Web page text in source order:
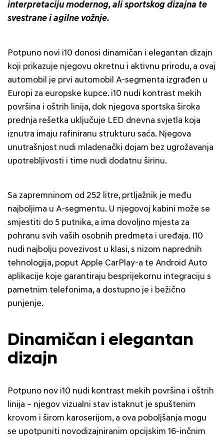
interpretaciju modernog, ali sportskog dizajna te
svestrane i agilne vožnje.
Potpuno novi i10 donosi dinamičan i elegantan dizajn
koji prikazuje njegovu okretnu i aktivnu prirodu, a ovaj
automobil je prvi automobil A-segmenta izgrađen u
Europi za europske kupce. i10 nudi kontrast mekih
površina i oštrih linija, dok njegova sportska široka
prednja rešetka uključuje LED dnevna svjetla koja
iznutra imaju rafiniranu strukturu saća. Njegova
unutrašnjost nudi mladenački dojam bez ugrožavanja
upotrebljivosti i time nudi dodatnu širinu.
Sa zapremninom od 252 litre, prtljažnik je među
najboljima u A-segmentu. U njegovoj kabini može se
smjestiti do 5 putnika, a ima dovoljno mjesta za
pohranu svih vaših osobnih predmeta i uređaja. I10
nudi najbolju povezivost u klasi, s nizom naprednih
tehnologija, poput Apple CarPlay-a te Android Auto
aplikacije koje garantiraju besprijekornu integraciju s
pametnim telefonima, a dostupno je i bežično
punjenje.
Dinamičan i elegantan
dizajn
Potpuno nov i10 nudi kontrast mekih površina i oštrih
linija – njegov vizualni stav istaknut je spuštenim
krovom i širom karoserijom, a ova poboljšanja mogu
se upotpuniti novodizajniranim opcijskim 16-inčnim